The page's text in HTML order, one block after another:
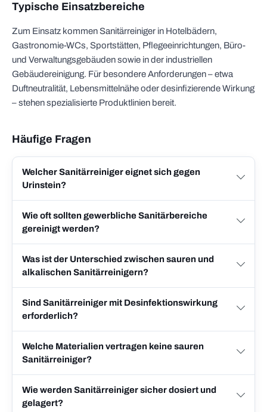
Typische Einsatzbereiche
Zum Einsatz kommen Sanitärreiniger in Hotelbädern,
Gastronomie-WCs, Sportstätten, Pflegeeinrichtungen, Büro-
und Verwaltungsgebäuden sowie in der industriellen
Gebäudereinigung. Für besondere Anforderungen – etwa
Duftneutralität, Lebensmittelnähe oder desinfizierende Wirkung
– stehen spezialisierte Produktlinien bereit.
Häufige Fragen
Welcher Sanitärreiniger eignet sich gegen
Urinstein?
Wie oft sollten gewerbliche Sanitärbereiche
gereinigt werden?
Was ist der Unterschied zwischen sauren und
alkalischen Sanitärreinigern?
Sind Sanitärreiniger mit Desinfektionswirkung
erforderlich?
Welche Materialien vertragen keine sauren
Sanitärreiniger?
Wie werden Sanitärreiniger sicher dosiert und
gelagert?